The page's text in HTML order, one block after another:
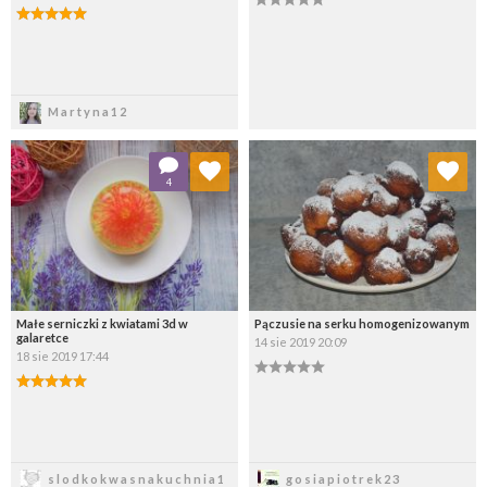
Martyna12
Małe serniczki z kwiatami 3d w
galaretce
18 sie 2019 17:44
slodkokwasnakuchnia1
4
Dodaj do ulubionych
Wybierz listę:
Pączusie na serku homogenizowanym
14 sie 2019 20:09
gosiapiotrek23
Dodaj do ulubionych
Wybierz listę: